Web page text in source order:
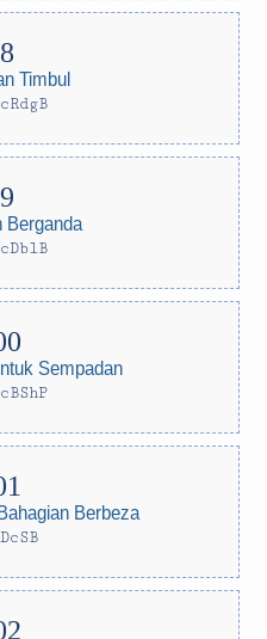
Timbul
Berganda
Sempadan
Berbeza